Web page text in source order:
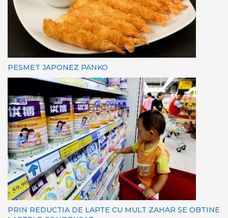
PESMET JAPONEZ PANKO
PRIN REDUCTIA DE LAPTE CU MULT ZAHAR SE OBTINE